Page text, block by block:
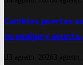
Cambios puertas
su equipo y
3 agosto, 2026 3